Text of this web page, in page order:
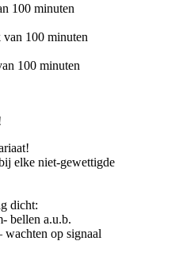
100 minuten
van 100 minuten
100 minuten
elke niet-gewettigde
dicht:
bellen a.u.b.
op signaal